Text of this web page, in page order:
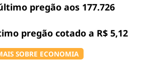
pregão aos 177.726
pregão cotado a R$ 5,12
SOBRE ECONOMIA